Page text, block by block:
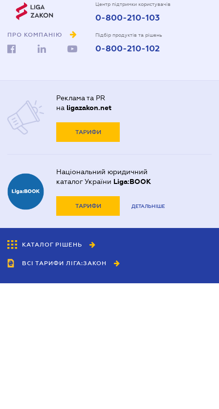
ПРО КОМПАНІЮ
Центр підтримки користувачів
0-800-210-103
Підбір продуктів та рішень
0-800-210-102
Реклама та PR
на ligazakon.net
ТАРИФИ
Національний юридичний
каталог України Liga:BOOK
ТАРИФИ ДЕТАЛЬНІШЕ
КАТАЛОГ РІШЕНЬ
ВСІ ТАРИФИ ЛІГА:ЗАКОН